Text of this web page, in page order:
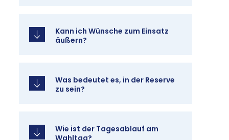
Kann ich Wün­sche zum Ein­satz
äu­ßern?
Was be­deu­tet es, in der Re­ser­ve
zu sein?
Wie ist der Ta­ges­ab­lauf am
Wahl­tag?